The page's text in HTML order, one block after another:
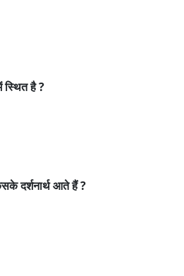
स्थित है ?
दर्शनार्थ आते हैं ?